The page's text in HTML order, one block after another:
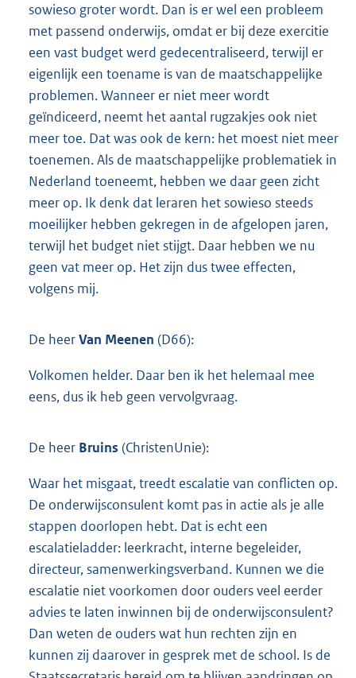
sowieso groter wordt. Dan is er wel een probleem
met passend onderwijs, omdat er bij deze exercitie
een vast budget werd gedecentraliseerd, terwijl er
eigenlijk een toename is van de maatschappelijke
problemen. Wanneer er niet meer wordt
geïndiceerd, neemt het aantal rugzakjes ook niet
meer toe. Dat was ook de kern: het moest niet meer
toenemen. Als de maatschappelijke problematiek in
Nederland toeneemt, hebben we daar geen zicht
meer op. Ik denk dat leraren het sowieso steeds
moeilijker hebben gekregen in de afgelopen jaren,
terwijl het budget niet stijgt. Daar hebben we nu
geen vat meer op. Het zijn dus twee effecten,
volgens mij.
De heerVan Meenen (D66):
Volkomen helder. Daar ben ik het helemaal mee
eens, dus ik heb geen vervolgvraag.
De heer Bruins (ChristenUnie):
Waar het misgaat, treedt escalatie van conflicten op.
De onderwijsconsulent komt pas in actie als je alle
stappen doorlopen hebt. Dat is echt een
escalatieladder: leerkracht, interne begeleider,
directeur, samenwerkingsverband. Kunnen we die
escalatie niet voorkomen door ouders veel eerder
advies te laten inwinnen bij de onderwijsconsulent?
Dan weten de ouders wat hun rechten zijn en
kunnen zij daarover in gesprek met de school. Is de